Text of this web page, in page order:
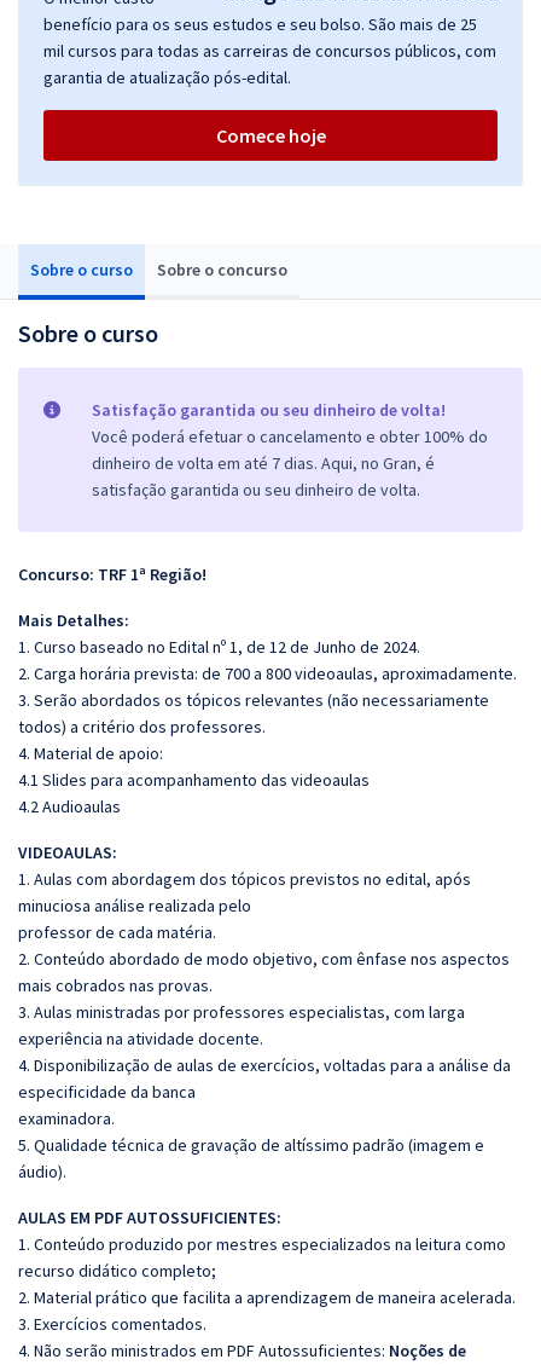
Sobre o curso Sobre o concurso
Sobre o curso
Satisfação garantida ou seu dinheiro de volta!
Você poderá efetuar o cancelamento e obter 100% do
dinheiro de volta em até 7 dias. Aqui, no Gran, é
satisfação garantida ou seu dinheiro de volta.
Concurso: TRF 1ª Região!
Mais Detalhes:
1. Curso baseado no Edital nº 1, de 12 de Junho de 2024.
2. Carga horária prevista: de 700 a 800 videoaulas, aproximadamente.
3. Serão abordados os tópicos relevantes (não necessariamente
todos) a critério dos professores.
4. Material de apoio:
4.1 Slides para acompanhamento das videoaulas
4.2 Audioaulas
VIDEOAULAS:
1. Aulas com abordagem dos tópicos previstos no edital, após
minuciosa análise realizada pelo
professor de cada matéria.
2. Conteúdo abordado de modo objetivo, com ênfase nos aspectos
mais cobrados nas provas.
3. Aulas ministradas por professores especialistas, com larga
experiência na atividade docente.
4. Disponibilização de aulas de exercícios, voltadas para a análise da
especificidade da banca
examinadora.
5. Qualidade técnica de gravação de altíssimo padrão (imagem e
áudio).
AULAS EM PDF AUTOSSUFICIENTES:
1. Conteúdo produzido por mestres especializados na leitura como
recurso didático completo;
2. Material prático que facilita a aprendizagem de maneira acelerada.
3. Exercícios comentados.
4. Não serão ministrados em PDF Autossuficientes: Noções de
benefício para os seus estudos e seu bolso. São mais de 25
mil cursos para todas as carreiras de concursos públicos, com
garantia de atualização pós-edital.
Comece hoje